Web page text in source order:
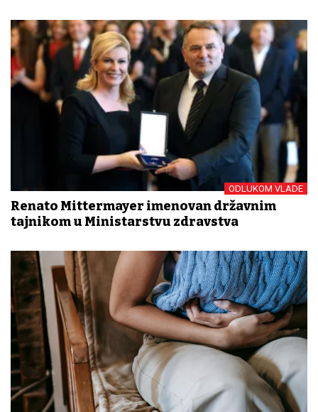
ODLUKOM VLADE
Renato Mittermayer imenovan državnim
tajnikom u Ministarstvu zdravstva